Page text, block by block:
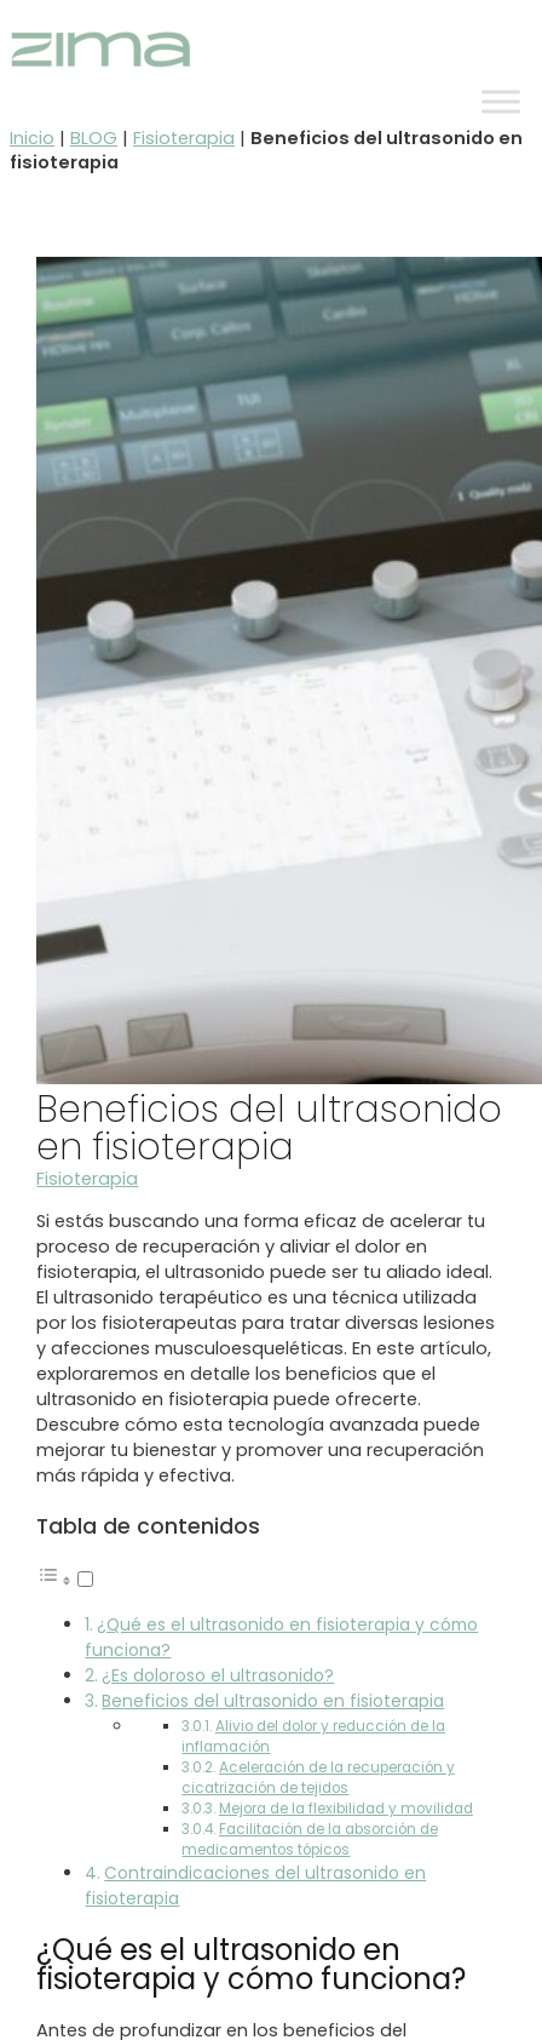
al
contenido
Inicio | BLOG | Fisioterapia | Beneficios del ultrasonido en
fisioterapia
Beneficios del ultrasonido
en fisioterapia
Fisioterapia
Si estás buscando una forma eficaz de acelerar tu
proceso de recuperación y aliviar el dolor en
fisioterapia, el ultrasonido puede ser tu aliado ideal.
El ultrasonido terapéutico es una técnica utilizada
por los fisioterapeutas para tratar diversas lesiones
y afecciones musculoesqueléticas. En este artículo,
exploraremos en detalle los beneficios que el
ultrasonido en fisioterapia puede ofrecerte.
Descubre cómo esta tecnología avanzada puede
mejorar tu bienestar y promover una recuperación
más rápida y efectiva.
Tabla de contenidos
¿Qué es el ultrasonido en fisioterapia y cómo
funciona?
¿Es doloroso el ultrasonido?
Beneficios del ultrasonido en fisioterapia
Alivio del dolor y reducción de la
inflamación
Aceleración de la recuperación y
cicatrización de tejidos
Mejora de la flexibilidad y movilidad
Facilitación de la absorción de
medicamentos tópicos
Contraindicaciones del ultrasonido en
fisioterapia
¿Qué es el ultrasonido en
fisioterapia y cómo funciona?
Antes de profundizar en los beneficios del